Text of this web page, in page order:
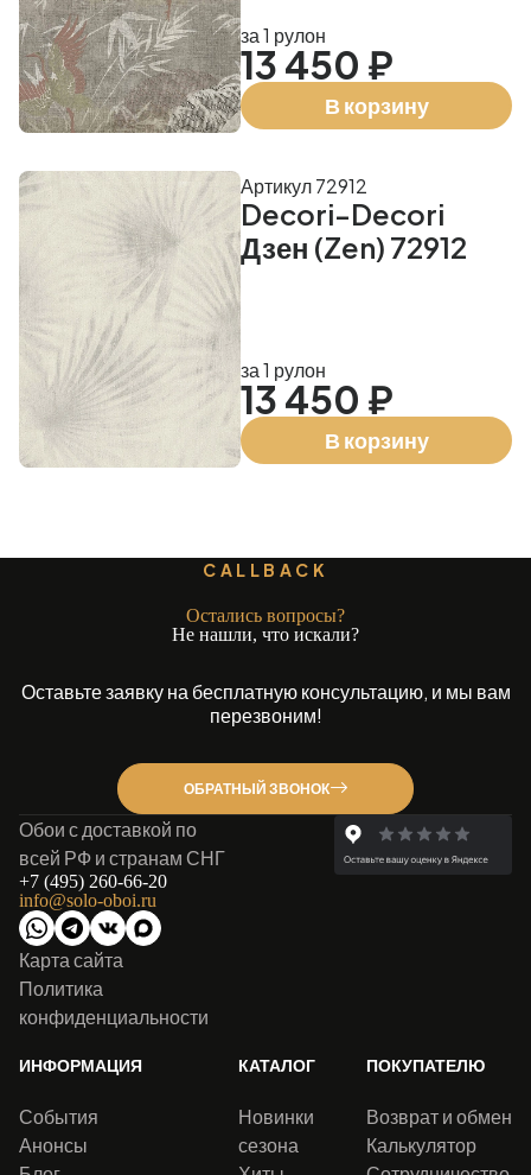
за 1 рулон
13 450 ₽
В корзину
Decori-Decori
Дзен (Zen) 72912
Артикул 72912
за 1 рулон
13 450 ₽
В корзину
CALLBACK
Остались вопросы?
Не нашли, что искали?
Оставьте заявку на бесплатную консультацию, и мы вам
перезвоним!
ОБРАТНЫЙ ЗВОНОК
Обои с доставкой по
всей РФ и странам СНГ
+7 (495) 260-66-20
info@solo-oboi.ru
Карта сайта
Политика
конфиденциальности
ИНФОРМАЦИЯ
События
Анонсы
КАТАЛОГ
Новинки
сезона
ПОКУПАТЕЛЮ
Возврат и обмен
Калькулятор